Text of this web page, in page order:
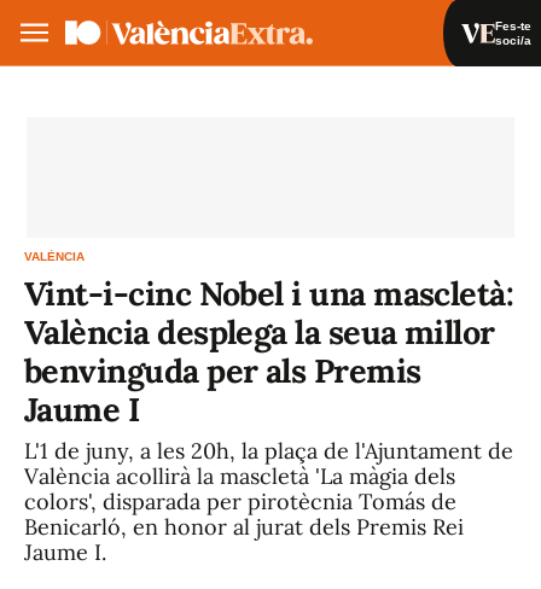
Fes-te
soci/a
VALÈNCIA
Vint-i-cinc Nobel i una mascletà:
València desplega la seua millor
benvinguda per als Premis
Jaume I
L'1 de juny, a les 20h, la plaça de l'Ajuntament de
València acollirà la mascletà 'La màgia dels
colors', disparada per pirotècnia Tomás de
Benicarló, en honor al jurat dels Premis Rei
Jaume I.